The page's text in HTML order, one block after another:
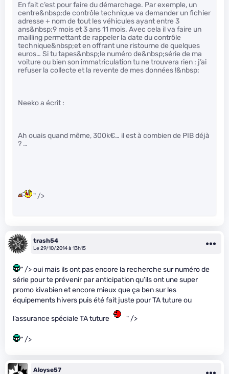
En fait c’est pour faire du démarchage. Par exemple, un
centre&nbsp;de contrôle technique va demander un fichier
adresse + nom de tout les véhicules ayant entre 3
ans&nbsp;9 mois et 3 ans 11 mois. Avec cela il va faire un
mailling permettant de rappeler la date du contrôle
technique&nbsp;et en offrant une ristourne de quelques
euros… Si tu tapes&nbsp;le numéro de&nbsp;série de ma
voiture ou bien son immatriculation tu ne trouvera rien : j’ai
refuser la collecte et la revente de mes données !&nbsp;
Neeko a écrit :
Ah ouais quand même, 300k€… il est à combien de PIB déjà
? …
" />
trash54
Le 29/10/2014 à 13h15
" /> oui mais ils ont pas encore la recherche sur numéro de
série pour te prévenir par anticipation qu’ils ont une super
promo kivabien et encore mieux que ça ben sur les
équipements hivers puis été fait juste pour TA tuture ou
l’assurance spéciale TA tuture " />
" />
Aloyse57